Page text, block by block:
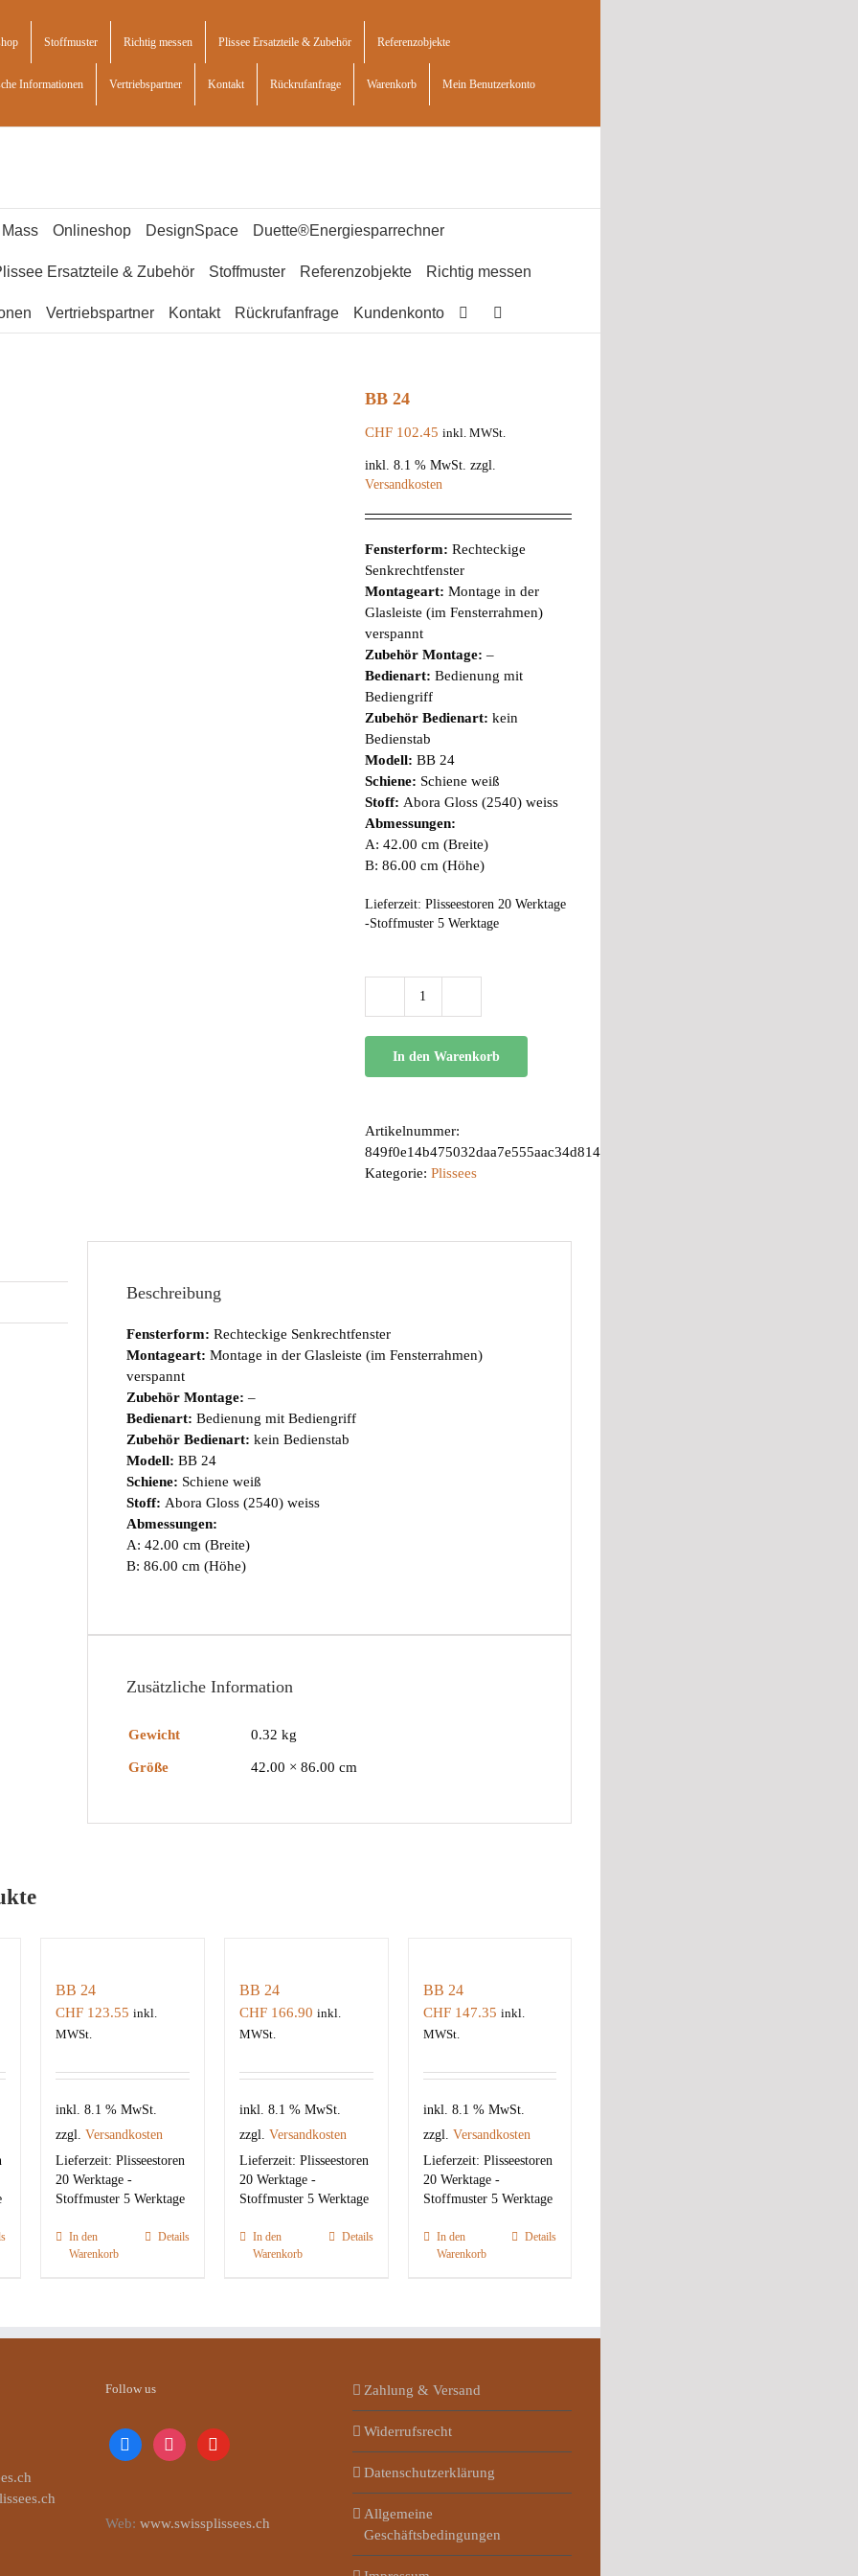
Stoffmuster Richtig messen Plissee Ersatzteile & Zubehör Referenzobjekte
Informationen Vertriebspartner Kontakt Rückrufanfrage Warenkorb Mein Benutzerkonto
Onlineshop DesignSpace Duette®Energiesparrechner
Ersatzteile & Zubehör Stoffmuster Referenzobjekte Richtig messen
Vertriebspartner Kontakt Rückrufanfrage Kundenkonto
BB 24
CHF102.45 inkl. MWSt.
inkl. 8.1 % MwSt. zzgl.
Versandkosten
Fensterform: Rechteckige
Senkrechtfenster
Montageart: Montage in der
Glasleiste (im Fensterrahmen)
verspannt
Zubehör Montage: –
Bedienart: Bedienung mit
Bediengriff
Zubehör Bedienart: kein
Bedienstab
Modell: BB 24
Schiene: Schiene weiß
Stoff: Abora Gloss (2540) weiss
Abmessungen:
A: 42.00 cm (Breite)
B: 86.00 cm (Höhe)
Lieferzeit: Plisseestoren 20 Werktage
-Stoffmuster 5 Werktage
BB
In den Warenkorb
Artikelnummer:
849f0e14b475032daa7e555aac34d814
Kategorie: Plissees
Beschreibung
Fensterform: Rechteckige Senkrechtfenster
Montageart: Montage in der Glasleiste (im Fensterrahmen)
verspannt
Zubehör Montage: –
Bedienart: Bedienung mit Bediengriff
Zubehör Bedienart: kein Bedienstab
Modell: BB 24
Schiene: Schiene weiß
Stoff: Abora Gloss (2540) weiss
Abmessungen:
A: 42.00 cm (Breite)
B: 86.00 cm (Höhe)
Zusätzliche Information
Gewicht 0.32 kg
Größe 42.00 × 86.00 cm
BB 24
CHF 123.55 inkl.
MWSt.
inkl. 8.1 % MwSt.
zzgl.Versandkosten
Lieferzeit:Plisseestoren
20 Werktage -
Stoffmuster 5 Werktage
In den
Warenkorb
Details
BB 24
CHF166.90 inkl.
MWSt.
inkl. 8.1 % MwSt.
zzgl. Versandkosten
Lieferzeit: Plisseestoren
20 Werktage -
Stoffmuster 5 Werktage
In den
Warenkorb
Details
BB 24
CHF147.35 inkl.
MWSt.
inkl. 8.1 % MwSt.
zzgl. Versandkosten
Lieferzeit: Plisseestoren
20 Werktage -
Stoffmuster 5 Werktage
In den
Warenkorb
Details
Follow us
facebookinstagramyoutube
Web: www.swissplissees.ch
Zahlung & Versand
Widerrufsrecht
Datenschutzerklärung
Allgemeine
Geschäftsbedingungen